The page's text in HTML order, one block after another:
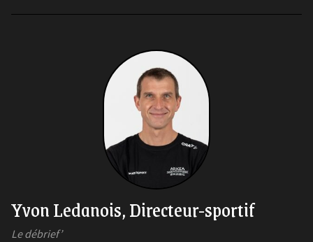
Yvon Ledanois, Directeur-sportif
Le débrief’